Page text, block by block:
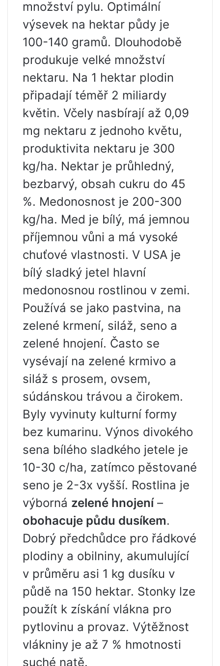
množství pylu. Optimální
výsevek na hektar půdy je
100-140 gramů. Dlouhodobě
produkuje velké množství
nektaru. Na 1 hektar plodin
připadají téměř 2 miliardy
květin. Včely nasbírají až 0,09
mg nektaru z jednoho květu,
produktivita nektaru je 300
kg/ha. Nektar je průhledný,
bezbarvý, obsah cukru do 45
%. Medonosnost je 200-300
kg/ha. Med je bílý, má jemnou
příjemnou vůni a má vysoké
chuťové vlastnosti. V USA je
bílý sladký jetel hlavní
medonosnou rostlinou v zemi.
Používá se jako pastvina, na
zelené krmení, siláž, seno a
zelené hnojení. Často se
vysévají na zelené krmivo a
siláž s prosem, ovsem,
súdánskou trávou a čirokem.
Byly vyvinuty kulturní formy
bez kumarinu. Výnos divokého
sena bílého sladkého jetele je
10-30 c/ha, zatímco pěstované
seno je 2-3x vyšší. Rostlina je
výborná zelené hnojení–
obohacuje půdu dusíkem.
Dobrý předchůdce pro řádkové
plodiny a obilniny, akumulující
v průměru asi 1 kg dusíku v
půdě na 150 hektar. Stonky lze
použít k získání vlákna pro
pytlovinu a provaz. Výtěžnost
vlákniny je až 7 % hmotnosti
suché natě.